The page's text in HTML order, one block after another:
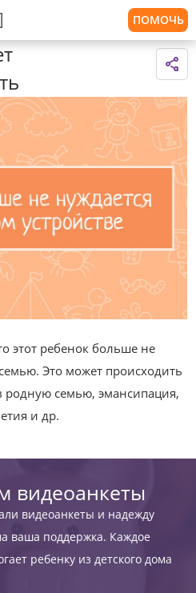
ПОМОЧЬ
этот ребенок больше не
Это может происходить
родную семью, эмансипация,
и др.
видеоанкеты
видеоанкеты и надежду
ваша поддержка. Каждое
ребенку из детского дома